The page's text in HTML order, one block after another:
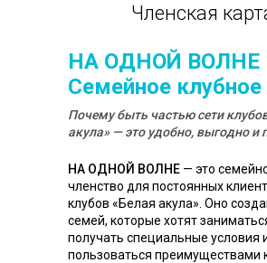
Членская
НА ОДНОЙ ВОЛНЕ
Семейное клубное
Почему быть частью сети
акула» — это удобно, выгодно и
НА ОДНОЙ ВОЛНЕ — это
членство для постоянных
клубов «Белая акула». Оно
семей, которые хотят
получать специальные условия
пользоваться преимуществами